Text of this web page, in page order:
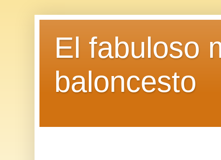
El fabuloso
baloncesto